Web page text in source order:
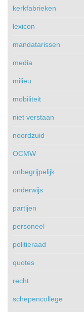
kerkfabrieken
lexicon
mandatarissen
media
milieu
mobiliteit
niet verstaan
noordzuid
OCMW
onbegrijpelijk
onderwijs
partijen
personeel
politieraad
quotes
recht
schepencollege